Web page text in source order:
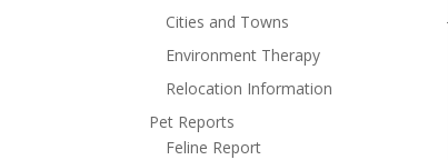
Cities and Towns
Environment Therapy
Relocation Information
Pet Reports
Feline Report